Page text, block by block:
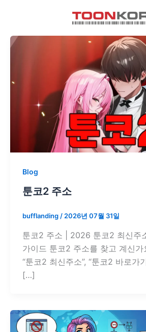
Blog
툰코2 주소
bufflanding/2026년 07월 31일
툰코2 주소 | 2026 툰코2 최신주
가이드 툰코2 주소를 찾고 계신가
“툰코2 최신주소”, “툰코2 바로가
[…]